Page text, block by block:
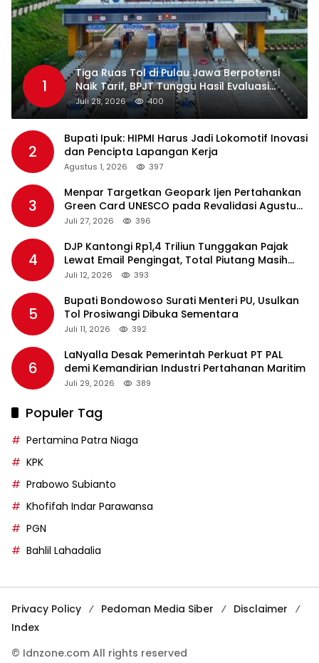
1
Tiga Ruas Tol di Pulau Jawa Berpotensi
Naik Tarif, BPJT Tunggu Hasil Evaluasi
Standar Pelayanan
Juli 28, 2026 400
2
Bupati Ipuk: HIPMI Harus Jadi Lokomotif Inovasi
dan Pencipta Lapangan Kerja
Agustus 1, 2026 397
3
Menpar Targetkan Geopark Ijen Pertahankan
Green Card UNESCO pada Revalidasi Agustus
2026
Juli 27, 2026 396
4
DJP Kantongi Rp1,4 Triliun Tunggakan Pajak
Lewat Email Pengingat, Total Piutang Masih
Rp36 Triliun
Juli 12, 2026 393
5
Bupati Bondowoso Surati Menteri PU, Usulkan
Tol Prosiwangi Dibuka Sementara
Juli 11, 2026 392
6
LaNyalla Desak Pemerintah Perkuat PT PAL
demi Kemandirian Industri Pertahanan Maritim
Juli 29, 2026 389
Populer Tag
Pertamina Patra Niaga
KPK
Prabowo Subianto
Khofifah Indar Parawansa
PGN
Bahlil Lahadalia
Privacy Policy Pedoman Media Siber
Disclaimer
Index
© Idnzone.com All rights reserved